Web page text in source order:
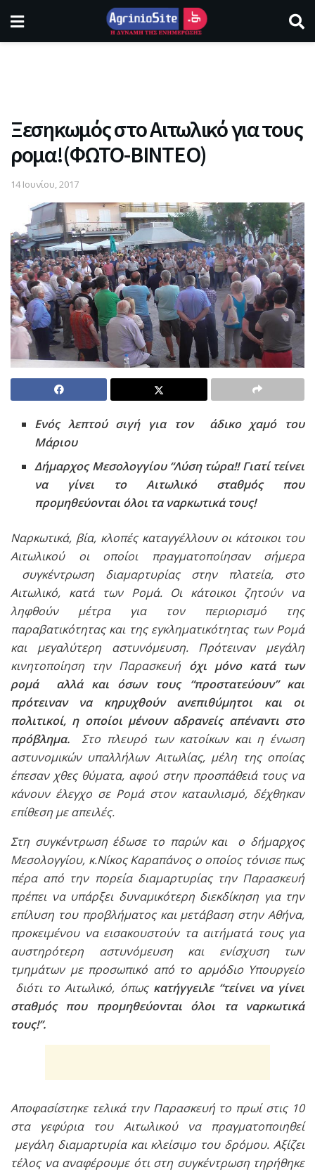
Ξεσηκωμός στο Αιτωλικό για τους
ρομα!(ΦΩΤΟ-ΒΙΝΤΕΟ)
14 Ιουνίου, 2017
Ενός λεπτού σιγή για τον άδικο χαμό του
Μάριου
Δήμαρχος Μεσολογγίου “Λύση τώρα!! Γιατί τείνει
να γίνει το Αιτωλικό σταθμός που
προμηθεύονται όλοι τα ναρκωτικά τους!
Ναρκωτικά, βία, κλοπές καταγγέλλουν οι κάτοικοι του
Αιτωλικού οι οποίοι πραγματοποίησαν σήμερα
συγκέντρωση διαμαρτυρίας στην πλατεία, στο
Αιτωλικό, κατά των Ρομά. Οι κάτοικοι ζητούν να
ληφθούν μέτρα για τον περιορισμό της
παραβατικότητας και της εγκληματικότητας των Ρομά
και μεγαλύτερη αστυνόμευση. Πρότειναν μεγάλη
κινητοποίηση την Παρασκευή όχι μόνο κατά των
ρομά αλλά και όσων τους “προστατεύουν” και
πρότειναν να κηρυχθούν ανεπιθύμητοι και οι
πολιτικοί, η οποίοι μένουν αδρανείς απέναντι στο
πρόβλημα. Στο πλευρό των κατοίκων και η ένωση
αστυνομικών υπαλλήλων Αιτωλίας, μέλη της οποίας
έπεσαν χθες θύματα, αφού στην προσπάθειά τους να
κάνουν έλεγχο σε Ρομά στον καταυλισμό, δέχθηκαν
επίθεση με απειλές.
Στη συγκέντρωση έδωσε το παρών και ο δήμαρχος
Μεσολογγίου, κ.Νίκος Καραπάνος ο οποίος τόνισε πως
πέρα από την πορεία διαμαρτυρίας την Παρασκευή
πρέπει να υπάρξει δυναμικότερη διεκδίκηση για την
επίλυση του προβλήματος και μετάβαση στην Αθήνα,
προκειμένου να εισακουστούν τα αιτήματά τους για
αυστηρότερη αστυνόμευση και ενίσχυση των
τμημάτων με προσωπικό από το αρμόδιο Υπουργείο
διότι το Αιτωλικό, όπως κατήγγειλε “τείνει να γίνει
σταθμός που προμηθεύονται όλοι τα ναρκωτικά
τους!”.
Αποφασίστηκε τελικά την Παρασκευή το πρωί στις 10
στα γεφύρια του Αιτωλικού να πραγματοποιηθεί
μεγάλη διαμαρτυρία και κλείσιμο του δρόμου. Αξίζει
τέλος να αναφέρουμε ότι στη συγκέντρωση τηρήθηκε